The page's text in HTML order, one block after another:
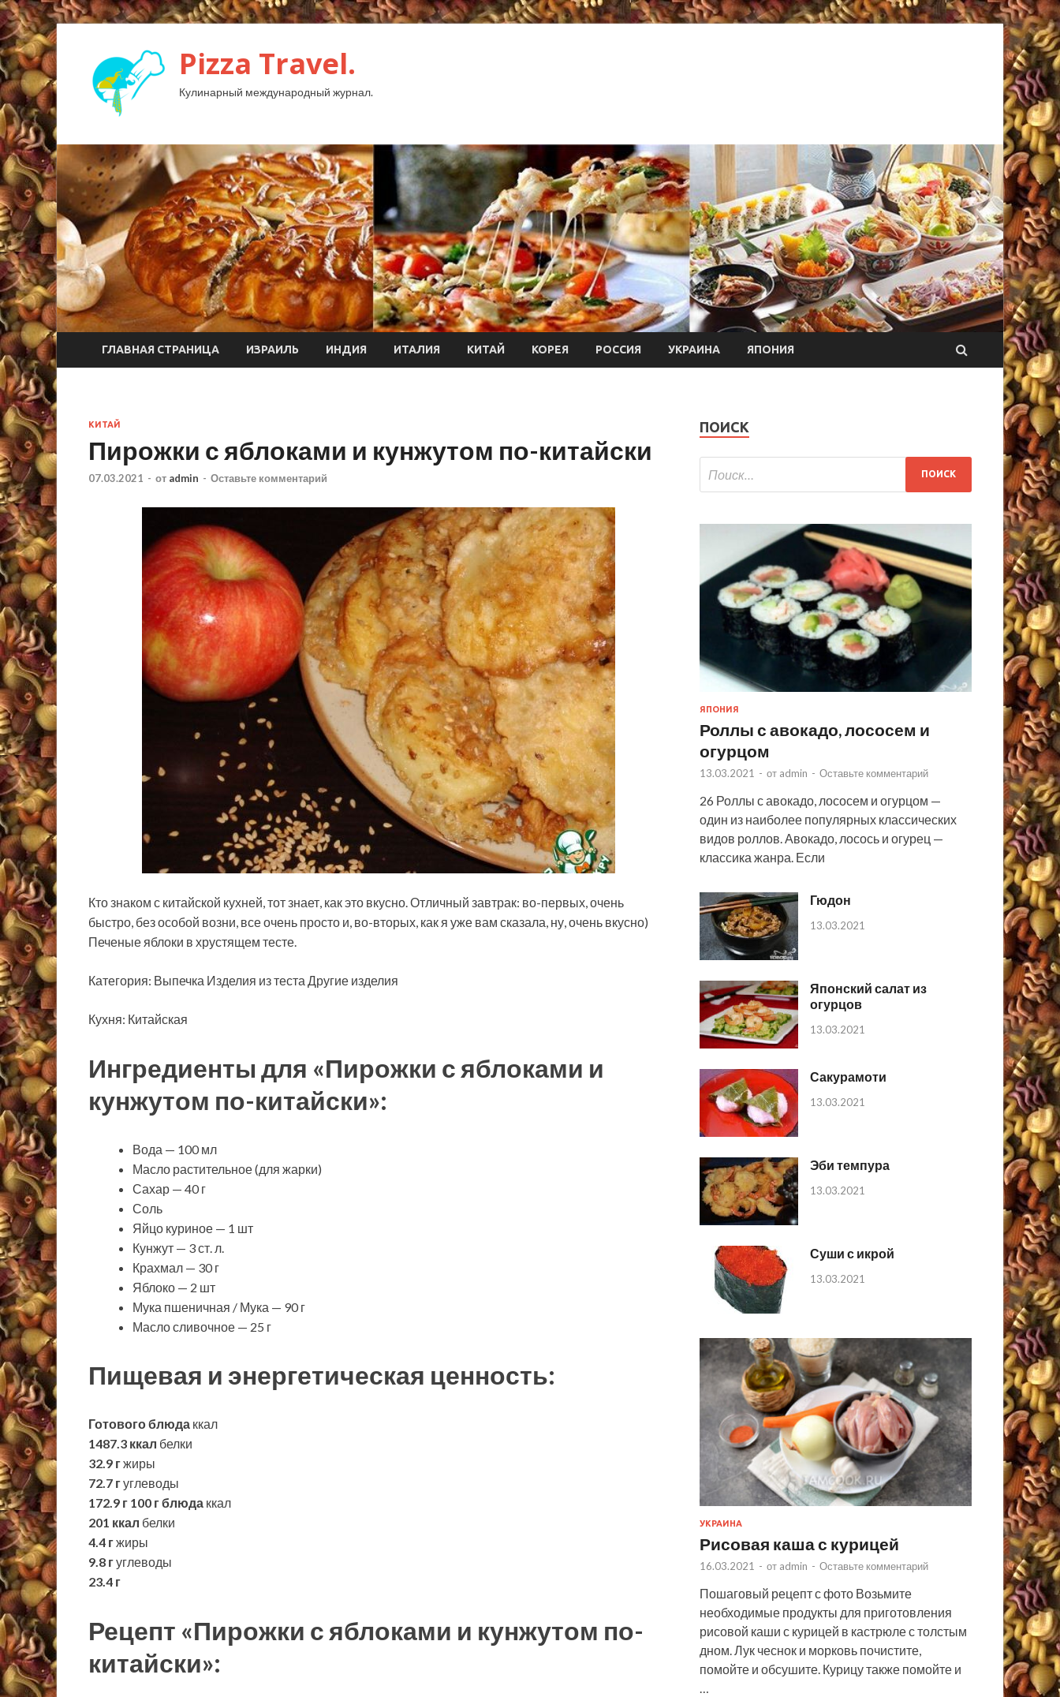
Pizza Travel.
Кулинарный международный журнал.
ГЛАВНАЯ СТРАНИЦА ИЗРАИЛЬ ИНДИЯ ИТАЛИЯ КИТАЙ КОРЕЯ РОССИЯ УКРАИНА ЯПОНИЯ
КИТАЙ
Пирожки с яблоками и кунжутом по-китайски
07.03.2021 - от admin - Оставьте комментарий
Кто знаком с китайской кухней, тот знает, как это вкусно. Отличный завтрак: во-первых, очень
быстро, без особой возни, все очень просто и, во-вторых, как я уже вам сказала, ну, очень вкусно)
Печеные яблоки в хрустящем тесте.
Категория: Выпечка Изделия из теста Другие изделия
Кухня: Китайская
Ингредиенты для «Пирожки с яблоками и
кунжутом по-китайски»:
Вода — 100 мл
Масло растительное (для жарки)
Сахар — 40 г
Соль
Яйцо куриное — 1 шт
Кунжут — 3 ст. л.
Крахмал — 30 г
Яблоко — 2 шт
Мука пшеничная / Мука — 90 г
Масло сливочное — 25 г
Пищевая и энергетическая ценность:
Готового блюда ккал
1487.3 ккал белки
32.9 гжиры
72.7 гуглеводы
172.9 г 100 г блюда ккал
201 ккал белки
4.4 гжиры
9.8 гуглеводы
23.4 г
Рецепт «Пирожки с яблоками и кунжутом по-
китайски»:
ПОИСК
ЯПОНИЯ
Роллы с авокадо, лососем и
огурцом
13.03.2021 - от admin - Оставьте комментарий
26 Роллы с авокадо, лососем и огурцом —
один из наиболее популярных классических
видов роллов. Авокадо, лосось и огурец —
классика жанра. Если
Гюдон
13.03.2021
Японский салат из
огурцов
13.03.2021
Сакурамоти
13.03.2021
Эби темпура
13.03.2021
Суши с икрой
13.03.2021
УКРАИНА
Рисовая каша с курицей
16.03.2021 - от admin - Оставьте комментарий
Пошаговый рецепт с фото Возьмите
необходимые продукты для приготовления
рисовой каши с курицей в кастрюле с толстым
дном. Лук чеснок и морковь почистите,
помойте и обсушите. Курицу также помойте и
…